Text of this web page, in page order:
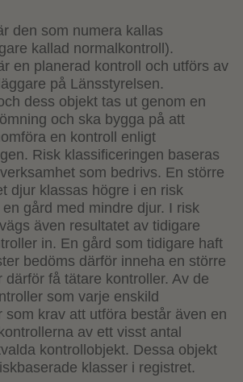
den som numera kallas
kallad normalkontroll).
en planerad kontroll och utförs av
på Länsstyrelsen.
dess objekt tas ut genom en
och ska bygga på att
en kontroll enligt
Risk klassificeringen baseras
som bedrivs. En större
djur klassas högre i en risk
gård med mindre djur. I risk
även resultatet av tidigare
in. En gård som tidigare haft
bedöms därför inneha en större
därför få tätare kontroller. Av de
som varje enskild
som krav att utföra består även en
av ett visst antal
kontrollobjekt. Dessa objekt
klasser i registret.